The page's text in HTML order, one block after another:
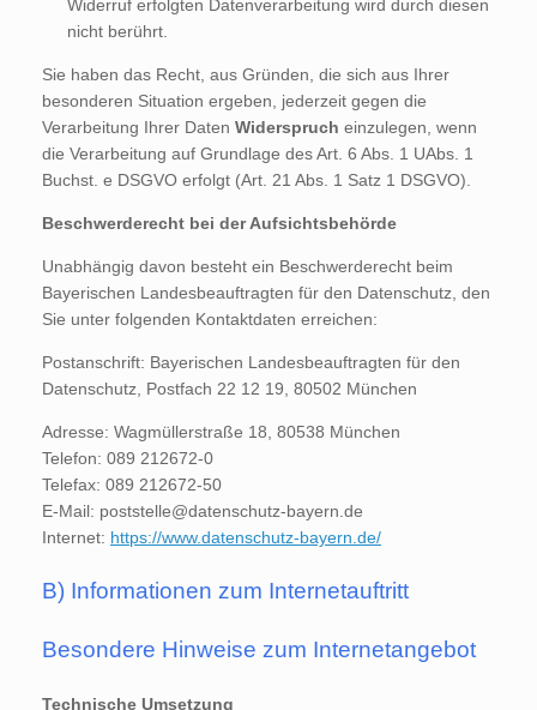
Widerruf erfolgten Datenverarbeitung wird durch diesen
nicht berührt.
Sie haben das Recht, aus Gründen, die sich aus Ihrer
besonderen Situation ergeben, jederzeit gegen die
Verarbeitung Ihrer Daten Widerspruch einzulegen, wenn
die Verarbeitung auf Grundlage des Art. 6 Abs. 1 UAbs. 1
Buchst. e DSGVO erfolgt (Art. 21 Abs. 1 Satz 1 DSGVO).
Beschwerderecht bei der Aufsichtsbehörde
Unabhängig davon besteht ein Beschwerderecht beim
Bayerischen Landesbeauftragten für den Datenschutz, den
Sie unter folgenden Kontaktdaten erreichen:
Postanschrift: Bayerischen Landesbeauftragten für den
Datenschutz, Postfach 22 12 19, 80502 München
Adresse: Wagmüllerstraße 18, 80538 München
Telefon: 089 212672-0
Telefax: 089 212672-50
E-Mail: poststelle@datenschutz-bayern.de
Internet: https://www.datenschutz-bayern.de/
B) Informationen zum Internetauftritt
Besondere Hinweise zum Internetangebot
Technische Umsetzung